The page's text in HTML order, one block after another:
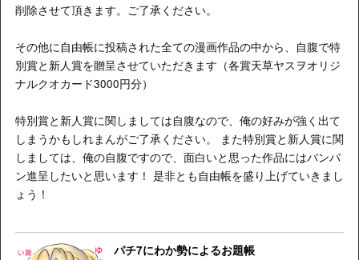
削除させて頂きます。ご了承ください。
その他に自由帳に投稿された全ての漫画作品の中から、自腹で特
別賞と新人賞を贈呈させていただきます（各賞天草ヤスヲオリジ
ナルクオカード3000円分）
特別賞と新人賞に関しましては自腹なので、俺の好みが強く出て
しまうかもしれまんがご了承ください。 また特別賞と新人賞に関
しましては、俺の自腹ですので、面白いと思った作品にはバンバ
ン進呈したいと思います！ 是非とも自由帳を盛り上げていきまし
ょう！
パチ7にわか勢によるお題帳